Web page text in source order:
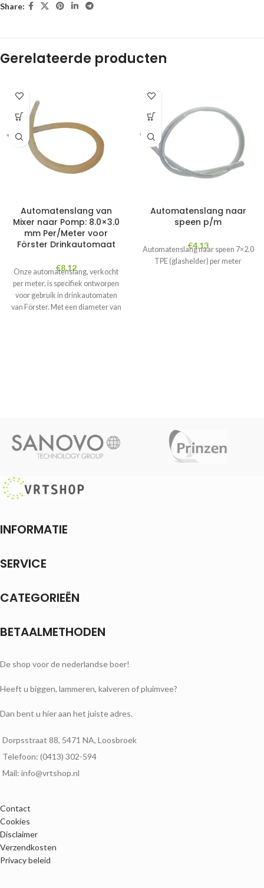
Share:
Gerelateerde producten
Automatenslang van
Mixer naar Pomp: 8.0×3.0
mm Per/Meter voor
Förster Drinkautomaat
€8.12
Onze automatenslang, verkocht
per meter, is specifiek ontworpen
voor gebruik in drinkautomaten
van Förster. Met een diameter van
Automatenslang naar
speen p/m
€4.13
Automatenslang naar speen 7×2.0
TPE (glashelder) per meter
INFORMATIE
SERVICE
CATEGORIEËN
BETAALMETHODEN
De shop voor de nederlandse boer!
Heeft u biggen, lammeren, kalveren of pluimvee?
Dan bent u hier aan het juiste adres.
Dorpsstraat 88, 5471 NA, Loosbroek
Telefoon: (0413) 302-594
Mail: info@vrtshop.nl
Contact
Cookies
Disclaimer
Verzendkosten
Privacy beleid